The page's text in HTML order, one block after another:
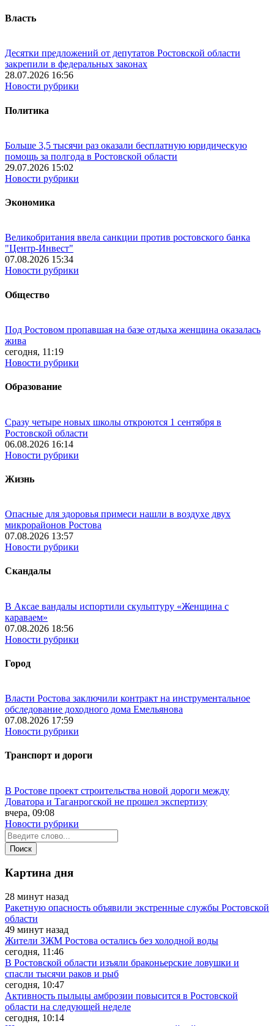
Власть
Десятки предложений от депутатов Ростовской области
закрепили в федеральных законах
28.07.2026 16:56
Новости рубрики
Политика
Больше 3,5 тысячи раз оказали бесплатную юридическую
помощь за полгода в Ростовской области
29.07.2026 15:02
Новости рубрики
Экономика
Великобритания ввела санкции против ростовского банка
"Центр-Инвест"
07.08.2026 15:34
Новости рубрики
Общество
Под Ростовом пропавшая на базе отдыха женщина оказалась
жива
сегодня, 11:19
Новости рубрики
Образование
Сразу четыре новых школы откроются 1 сентября в
Ростовской области
06.08.2026 16:14
Новости рубрики
Жизнь
Опасные для здоровья примеси нашли в воздухе двух
микрорайонов Ростова
07.08.2026 13:57
Новости рубрики
Скандалы
В Аксае вандалы испортили скульптуру «Женщина с
караваем»
07.08.2026 18:56
Новости рубрики
Город
Власти Ростова заключили контракт на инструментальное
обследование доходного дома Емельянова
07.08.2026 17:59
Новости рубрики
Транспорт и дороги
В Ростове проект строительства новой дороги между
Доватора и Таганрогской не прошел экспертизу
вчера, 09:08
Новости рубрики
Картина дня
28 минут назад
Ракетную опасность объявили экстренные службы Ростовской
области
49 минут назад
Жители ЗЖМ Ростова остались без холодной воды
сегодня, 11:46
В Ростовской области изъяли браконьерские ловушки и
спасли тысячи раков и рыб
сегодня, 10:47
Активность пыльцы амброзии повысится в Ростовской
области на следующей неделе
сегодня, 10:14